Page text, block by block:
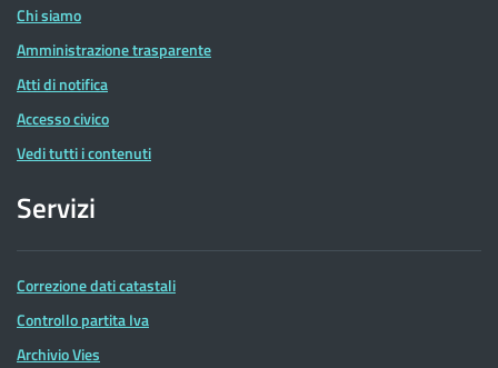
Chi siamo
Amministrazione trasparente
Atti di notifica
Accesso civico
Vedi tutti i contenuti
Servizi
Correzione dati catastali
Controllo partita Iva
Archivio Vies